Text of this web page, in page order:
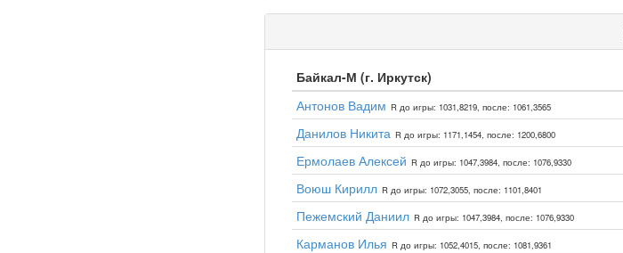
Байкал-М (г. Иркутск)
Антонов Вадим R до игры: 1031,8219, после: 1061,3565
Данилов Никита R до игры: 1171,1454, после: 1200,6800
Ермолаев Алексей R до игры: 1047,3984, после: 1076,9330
Воюш Кирилл R до игры: 1072,3055, после: 1101,8401
Пежемский Даниил R до игры: 1047,3984, после: 1076,9330
Карманов Илья R до игры: 1052,4015, после: 1081,9361